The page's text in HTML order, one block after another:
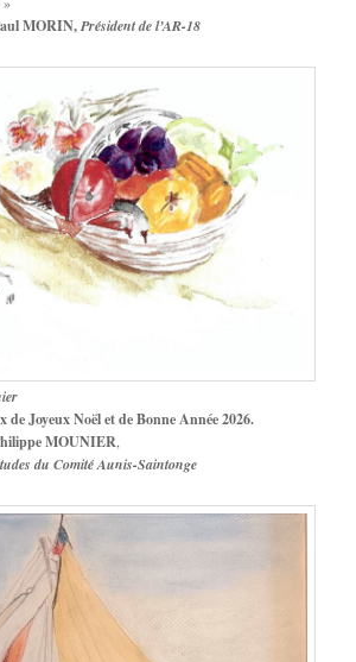
MORIN,Président de l’AR-18
de Joyeux Noël et de Bonne Année 2026.
MOUNIER
du Comité Aunis-Saintonge